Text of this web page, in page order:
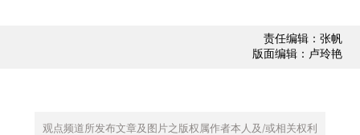
责任编辑：张帆
版面编辑：卢玲艳
观点频道所发布文章及图片之版权属作者本人及/或相关权利